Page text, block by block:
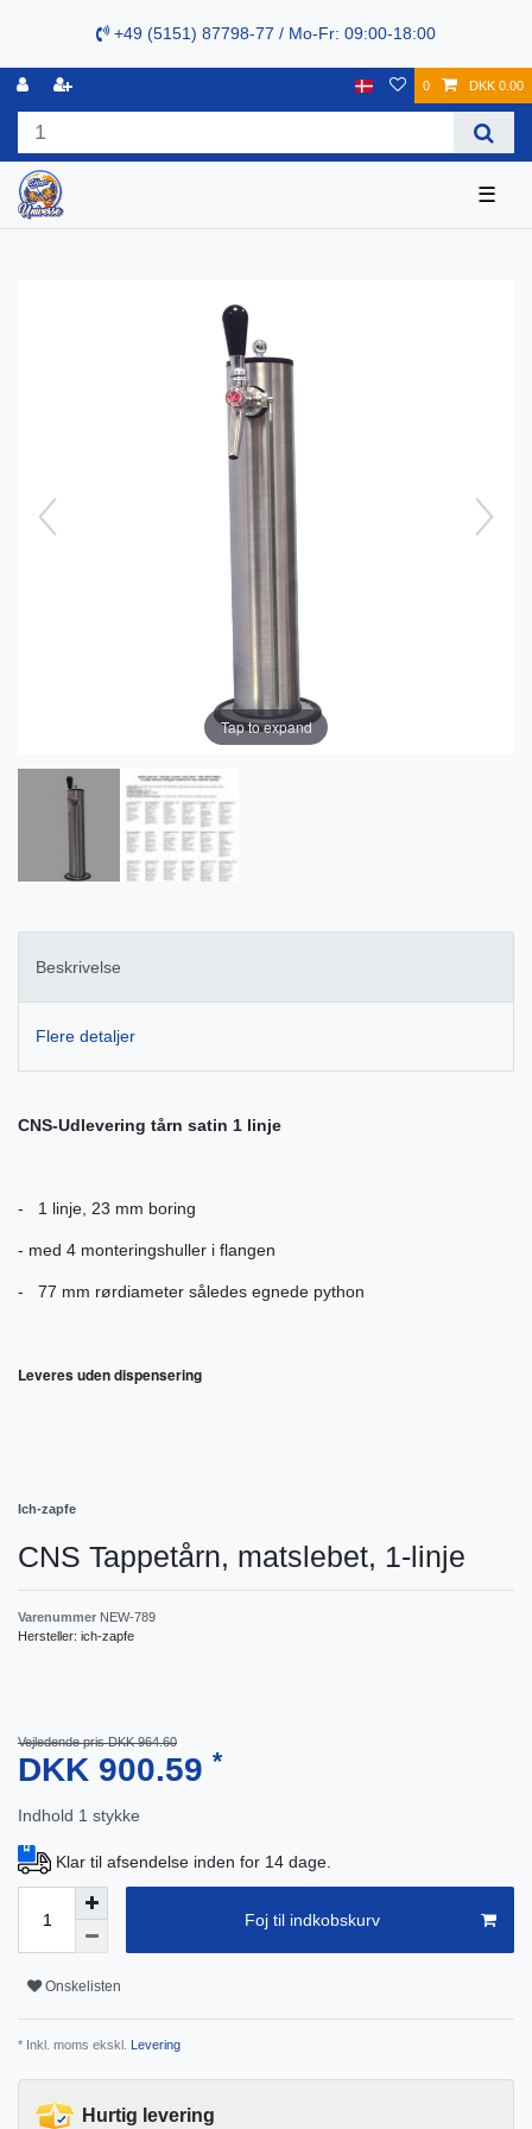
+49 (5151) 87798-77 / Mo-Fr: 09:00-18:00
0 DKK 0.00
☰
Tap to expand
Beskrivelse
Flere detaljer
CNS-Udlevering tårn satin 1 linje
- 1 linje, 23 mm boring
- med 4 monteringshuller i flangen
- 77 mm rørdiameter således egnede python
Leveres uden dispensering
Ich-zapfe
CNS Tappetårn, matslebet, 1-linje
Varenummer NEW-789
Hersteller: ich-zapfe
Vejledende pris DKK 964.60
DKK 900.59 *
Indhold 1 stykke
Klar til afsendelse inden for 14 dage.
Foj til indkobskurv
Onskelisten
* Inkl. moms ekskl. Levering
Hurtig levering